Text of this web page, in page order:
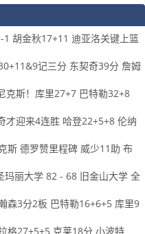
胡金秋17+11 迪亚洛关键上篮
记三分 东契奇39分 詹姆
克斯！库里27+7 巴特勒32+8
才迎来4连胜 哈登22+5+8 伦纳
斯 德罗赞里程碑 威少11助 布
丽大学 82 - 68 旧金山大学 全
森3分2板 巴特勒16+6+5 库里9
格27+5+5 克莱18分 小波特